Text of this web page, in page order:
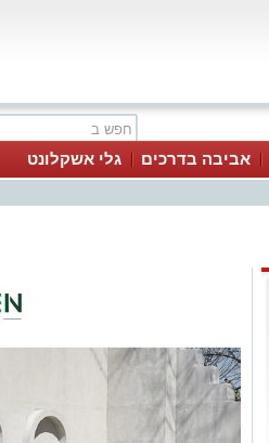
אביבה בדרכים גלי אשקלונט